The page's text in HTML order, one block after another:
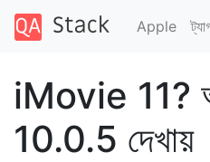
Apple
iMovie 11?
10.0.5 দেখায়